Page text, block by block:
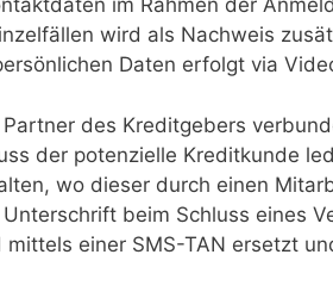
im Rahmen der
wird als Nachweis
Daten erfolgt via
des Kreditgebers
der potenzielle Kreditkunde
wo dieser durch einen
beim Schluss eines
einer SMS-TAN ersetzt